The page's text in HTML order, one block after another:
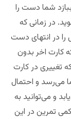
شما دست را
در زمانی که
در انتهای دست
کارت اخر بدون
تغییری در کارت
می‌رسد و احتمال
و می‌توانید به
تمرین در این